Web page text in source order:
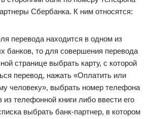
Сбербанка. К ним относятся:
перевода находится в одном из
банков, то для совершения перевода
странице выбрать карту, с которой
перевод, нажать «Оплатить или
человеку», выбрать номер телефона
из телефонной книги либо ввести его
выбрать банк-партнер, в котором